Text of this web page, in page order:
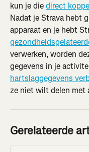
kun je die direct
Nadat je Strava hebt
apparaat en je hebt
verwerken, worden
gegevens in je
hartslaggegevens
ze niet wilt delen met
Gerelateerde